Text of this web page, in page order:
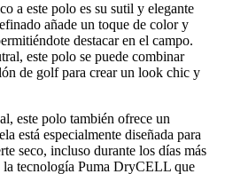
a este polo es su sutil y elegante
añade un toque de color y
destacar en el campo.
este polo se puede combinar
de golf para crear un look chic y
este polo también ofrece un
está especialmente diseñada para
seco, incluso durante los días más
la tecnología Puma DryCELL que